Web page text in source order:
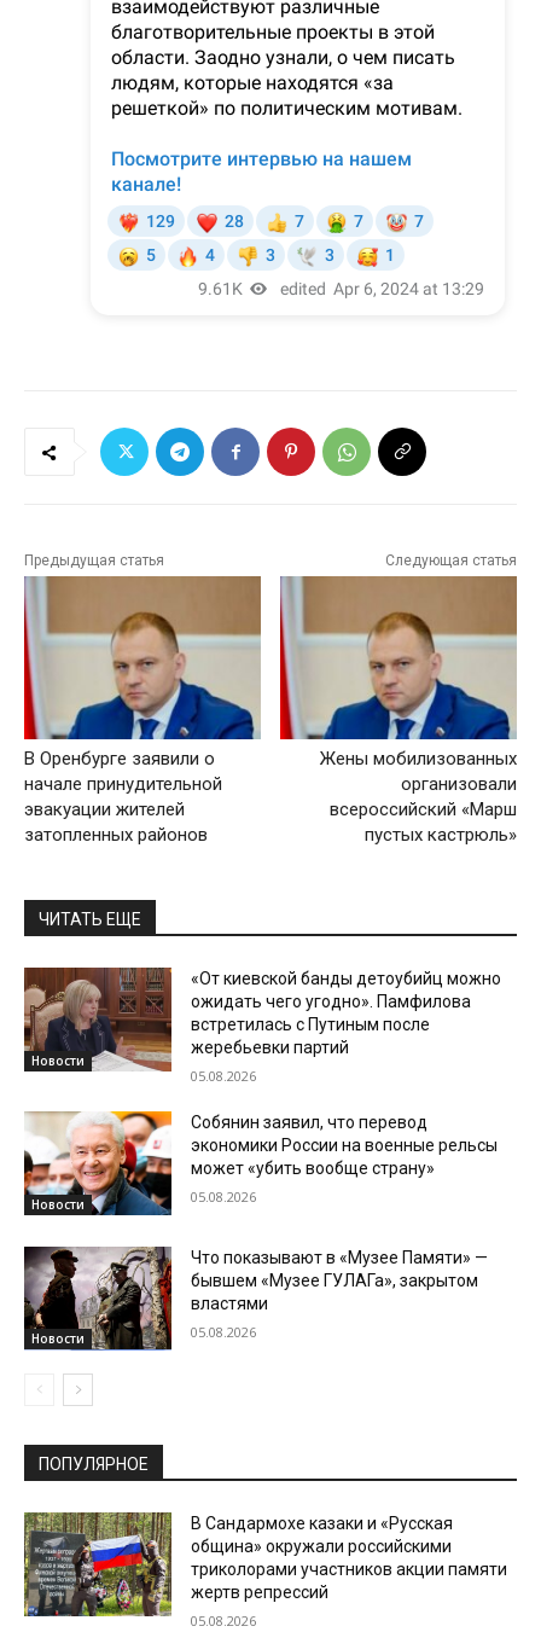
Предыдущая статья
В Оренбурге заявили о
начале принудительной
эвакуации жителей
затопленных районов
Следующая статья
Жены мобилизованных
организовали
всероссийский «Марш
пустых кастрюль»
ЧИТАТЬ ЕЩЕ
Новости
«От киевской банды детоубийц можно
ожидать чего угодно». Памфилова
встретилась с Путиным после
жеребьевки партий
05.08.2026
Новости
Собянин заявил, что перевод
экономики России на военные рельсы
может «убить вообще страну»
05.08.2026
Новости
Что показывают в «Музее Памяти» —
бывшем «Музее ГУЛАГа», закрытом
властями
05.08.2026
ПОПУЛЯРНОЕ
В Сандармохе казаки и «Русская
община» окружали российскими
триколорами участников акции памяти
жертв репрессий
05.08.2026